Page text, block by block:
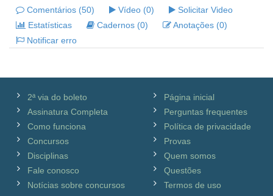
Comentários (50) Vídeo (0)
Solicitar Video
Estatísticas
Cadernos (0)
Anotações (0)
Notificar erro
2ª via do boleto
Assinatura Completa
Como funciona
Concursos
Disciplinas
Fale conosco
Notícias sobre concursos
Página inicial
Perguntas frequentes
Política de privacidade
Provas
Quem somos
Questões
Termos de uso